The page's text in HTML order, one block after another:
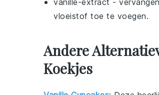
vanille-extract -
vloeistof toe te voegen.
Andere
Koekjes